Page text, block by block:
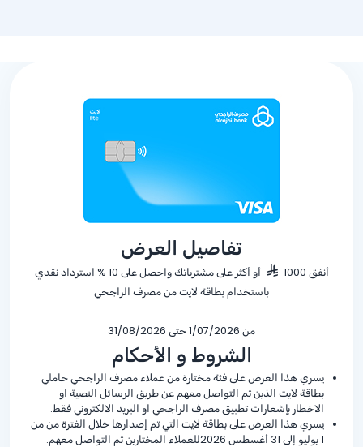
تفاصيل العرض
أنفق 1000 أو أكثر على مشترياتك واحصل على % 10 استرداد نقدي
باستخدام بطاقة لايت من مصرف الراجحي
من 1/07/2026 حتى 31/08/2026
الشروط و الأحكام
يسري هذا العرض على فئة مختارة من عملاء مصرف الراجحي حاملي
بطاقة لايت الذين تم التواصل معهم عن طريق الرسائل النصية او
الاخطار بإشعارات تطبيق مصرف الراجحي او البريد الالكتروني فقط.
يسري هذا العرض على بطاقة لايت التي تم إصدارها خلال الفترة من من
1 يوليو إلى 31 أغسطس 2026للعملاء المختارين تم التواصل معهم.